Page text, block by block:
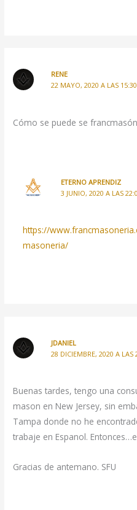
RENE
22 MAYO, 2020 A LAS 15:30
Cómo se puede se
ETERNO APRENDIZ
3 JUNIO, 2020 A LAS
https://
masoneria/
JDANIEL
28 DICIEMBRE, 2020 A LAS
Buenas tardes, tengo una
mason en New Jersey, sin
Tampa donde no he
trabaje en Espanol.
Gracias de antemano. SFU